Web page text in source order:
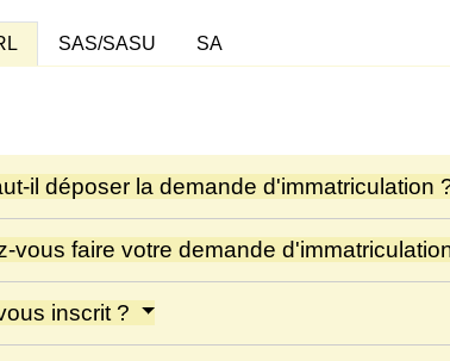
SAS/SASU SA
il déposer la demande d'immatriculation
vous faire votre demande
inscrit ?